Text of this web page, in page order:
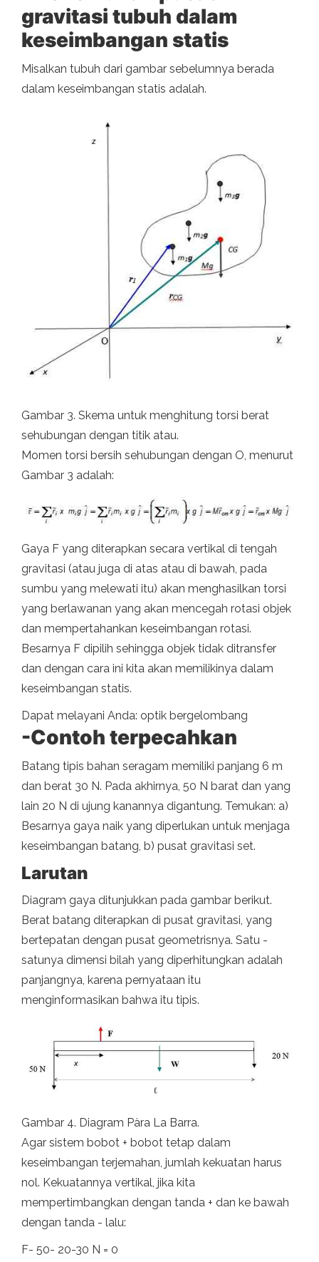
gravitasi tubuh dalam
keseimbangan statis
Misalkan tubuh dari gambar sebelumnya berada
dalam keseimbangan statis adalah.
Gambar 3. Skema untuk menghitung torsi berat
sehubungan dengan titik atau.
Momen torsi bersih sehubungan dengan O, menurut
Gambar 3 adalah:
Gaya F yang diterapkan secara vertikal di tengah
gravitasi (atau juga di atas atau di bawah, pada
sumbu yang melewati itu) akan menghasilkan torsi
yang berlawanan yang akan mencegah rotasi objek
dan mempertahankan keseimbangan rotasi.
Besarnya F dipilih sehingga objek tidak ditransfer
dan dengan cara ini kita akan memilikinya dalam
keseimbangan statis.
Dapat melayani Anda: optik bergelombang
-Contoh terpecahkan
Batang tipis bahan seragam memiliki panjang 6 m
dan berat 30 N. Pada akhirnya, 50 N barat dan yang
lain 20 N di ujung kanannya digantung. Temukan: a)
Besarnya gaya naik yang diperlukan untuk menjaga
keseimbangan batang, b) pusat gravitasi set.
Larutan
Diagram gaya ditunjukkan pada gambar berikut.
Berat batang diterapkan di pusat gravitasi, yang
bertepatan dengan pusat geometrisnya. Satu -
satunya dimensi bilah yang diperhitungkan adalah
panjangnya, karena pernyataan itu
menginformasikan bahwa itu tipis.
Gambar 4. Diagram Pàra La Barra.
Agar sistem bobot + bobot tetap dalam
keseimbangan terjemahan, jumlah kekuatan harus
nol. Kekuatannya vertikal, jika kita
mempertimbangkan dengan tanda + dan ke bawah
dengan tanda - lalu:
F- 50- 20-30 N = 0